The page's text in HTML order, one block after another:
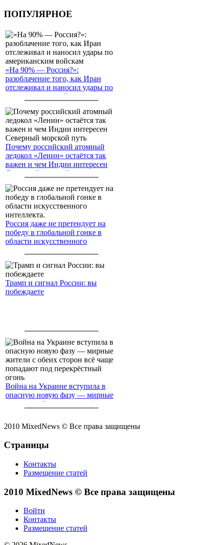
ПОПУЛЯРНОЕ
«На 90% — Россия?»:
разоблачение того, как Иран
отслеживал и наносил удары по
американским войскам
Почему российский атомный
ледокол «Ленин» остаётся так
важен и чем Индии интересен
Северный морской путь
Россия даже не претендует на
победу в глобальной гонке в
области искусственного
Трамп и сигнал России: вы
побеждаете
Война на Украине вступила в
опасную новую фазу — мирные
жители с обеих сторон всё чаще
2010 MixedNews © Все права защищены
Страницы
Контакты
Размещение статей
2010 MixedNews © Все права защищены
Войти
Контакты
Размещение статей